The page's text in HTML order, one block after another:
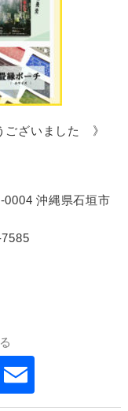
ございました 》
0004 沖縄県石垣市